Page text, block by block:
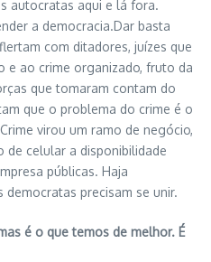
autocratas aqui e lá fora.
a democracia.Dar basta
com ditadores, juízes que
e ao crime organizado, fruto da
que tomaram contam do
que o problema do crime é o
virou um ramo de negócio,
de celular a disponibilidade
públicas. Haja
precisam se unir.
é o que temos de melhor. É